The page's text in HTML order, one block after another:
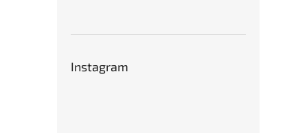
Instagram